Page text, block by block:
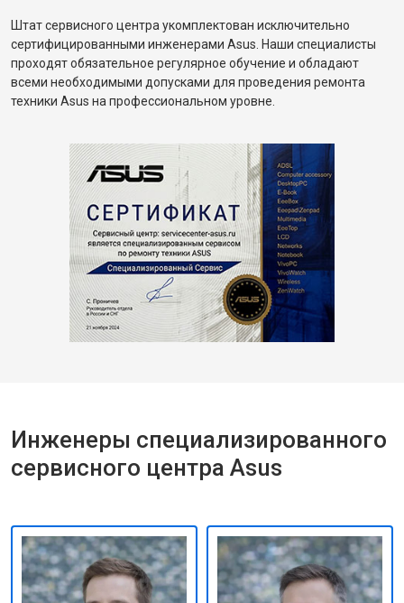
Штат сервисного центра укомплектован исключительно
сертифицированными инженерами Asus. Наши специалисты
проходят обязательное регулярное обучение и обладают
всеми необходимыми допусками для проведения ремонта
техники Asus на профессиональном уровне.
Инженеры специализированного
сервисного центра Asus